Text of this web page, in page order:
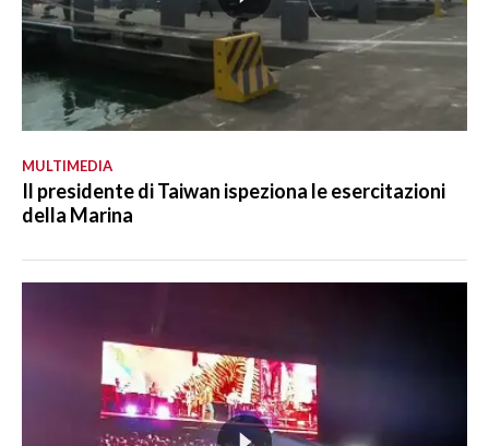
MULTIMEDIA
Il presidente di Taiwan ispeziona le esercitazioni
della Marina